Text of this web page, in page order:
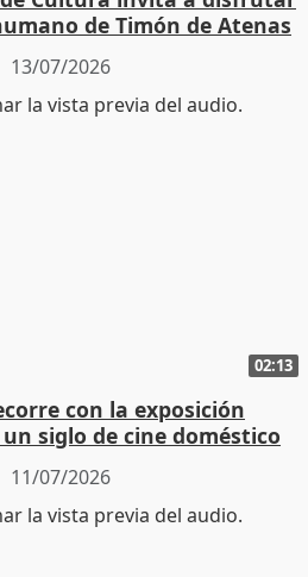
de Timón de Atenas
13/07/2026
02:13
con la exposición
siglo de cine doméstico
11/07/2026